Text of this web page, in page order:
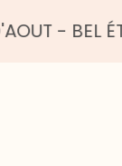
ÉTÉ A